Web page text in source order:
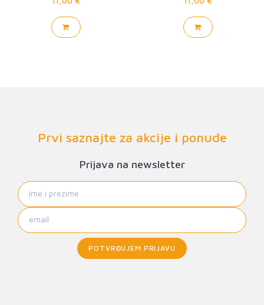
Prvi saznajte za akcije i ponude
Prijava na newsletter
POTVRĐUJEM PRIJAVU